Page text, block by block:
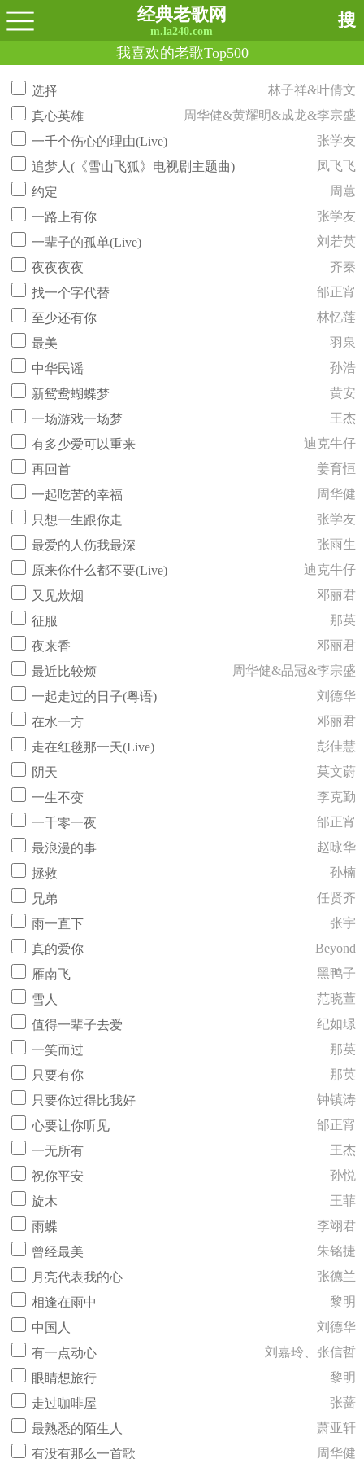
经典老歌网
m.la240.com
搜
我喜欢的老歌Top500
选择
林子祥&叶倩文
真心英雄
周华健&黄耀明&成龙&李宗盛
一千个伤心的理由(Live)
张学友
追梦人(《雪山飞狐》电视剧主题曲)
凤飞飞
约定
周蕙
一路上有你
张学友
一辈子的孤单(Live)
刘若英
夜夜夜夜
齐秦
找一个字代替
邰正宵
至少还有你
林忆莲
最美
羽泉
中华民谣
孙浩
新鸳鸯蝴蝶梦
黄安
一场游戏一场梦
王杰
有多少爱可以重来
迪克牛仔
再回首
姜育恒
一起吃苦的幸福
周华健
只想一生跟你走
张学友
最爱的人伤我最深
张雨生
原来你什么都不要(Live)
迪克牛仔
又见炊烟
邓丽君
征服
那英
夜来香
邓丽君
最近比较烦
周华健&品冠&李宗盛
一起走过的日子(粤语)
刘德华
在水一方
邓丽君
走在红毯那一天(Live)
彭佳慧
阴天
莫文蔚
一生不变
李克勤
一千零一夜
邰正宵
最浪漫的事
赵咏华
拯救
孙楠
兄弟
任贤齐
雨一直下
张宇
真的爱你
Beyond
雁南飞
黑鸭子
雪人
范晓萱
值得一辈子去爱
纪如璟
一笑而过
那英
只要有你
那英
只要你过得比我好
钟镇涛
心要让你听见
邰正宵
一无所有
王杰
祝你平安
孙悦
旋木
王菲
雨蝶
李翊君
曾经最美
朱铭捷
月亮代表我的心
张德兰
相逢在雨中
黎明
中国人
刘德华
有一点动心
刘嘉玲、张信哲
眼睛想旅行
黎明
走过咖啡屋
张蔷
最熟悉的陌生人
萧亚轩
有没有那么一首歌
周华健